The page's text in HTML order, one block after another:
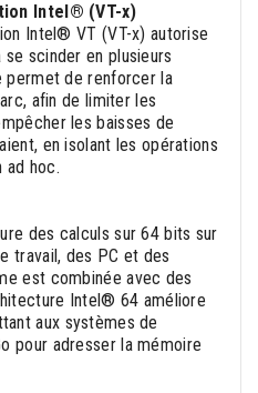
Intel® (VT-x)
Intel® VT (VT-x) autorise
scinder en plusieurs
permet de renforcer la
afin de limiter les
les baisses de
en isolant les opérations
ad hoc.
des calculs sur 64 bits sur
travail, des PC et des
est combinée avec des
Intel® 64 améliore
aux systèmes de
pour adresser la mémoire